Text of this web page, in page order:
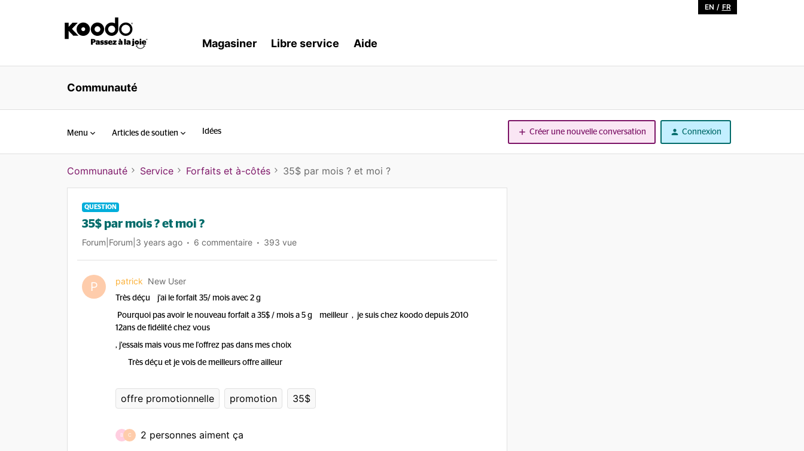
EN / FR
Magasiner Libre service Aide
Communauté
Menu Articles de soutien Idées Créer une nouvelle conversation Connexion
Communauté Service Forfaits et à-côtés 35$ par mois ? et moi ?
QUESTION
35$ par mois ? et moi ?
Forum|Forum|3 years ago 6 commentaire 393 vue
P patrick New User
Très déçu j'ai le forfait 35/ mois avec 2 g
Pourquoi pas avoir le nouveau forfait a 35$ / mois a 5 g meilleur , je suis chez koodo depuis 2010
12ans de fidélité chez vous
, j'essais mais vous me l'offrez pas dans mes choix
Très déçu et je vois de meilleurs offre ailleur
offre promotionnelle promotion 35$
B C
2 personnes aiment ça